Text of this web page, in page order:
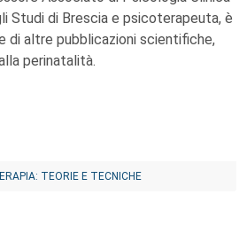
Studi di Brescia e psicoterapeuta, è
di altre pubblicazioni scientifiche,
perinatalità.
TEORIE E TECNICHE